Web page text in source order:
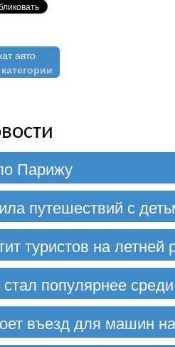
авто
Парижу
путешествий с
туристов на летней
популярнее
въезд для машин